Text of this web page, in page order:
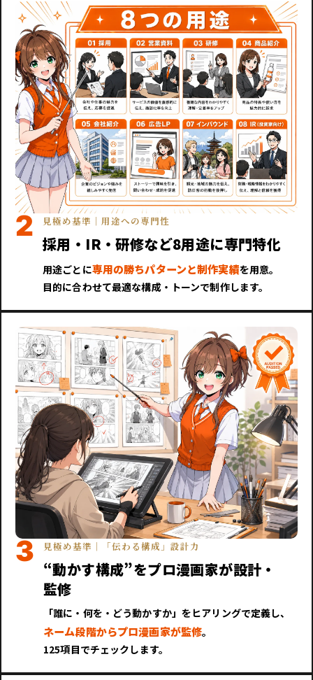
2 見極め基準｜用途への専門性
採用・IR・研修など8用途に専門特化
用途ごとに専用の勝ちパターンと制作実績を用意。
目的に合わせて最適な構成・トーンで制作します。
3 見極め基準｜「伝わる構成」設計力
“動かす構成”をプロ漫画家が設計・
監修
「誰に・何を・どう動かすか」をヒアリングで定義し、
ネーム段階からプロ漫画家が監修。
125項目でチェックします。